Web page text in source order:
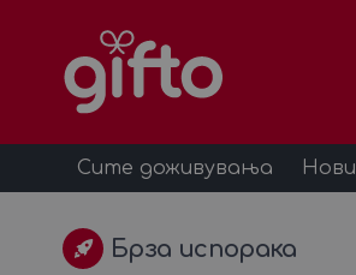
Сите доживувања Нови
Брза испорака